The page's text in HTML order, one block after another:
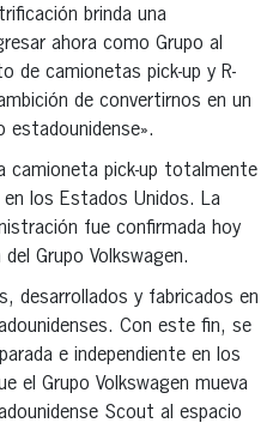
brinda una
ahora como Grupo al
de camionetas pick-up y R-
de convertirnos en un
estadounidense».
camioneta pick-up totalmente
los Estados Unidos. La
fue confirmada hoy
Grupo Volkswagen.
desarrollados y fabricados en
Con este fin, se
e independiente en los
el Grupo Volkswagen mueva
Scout al espacio